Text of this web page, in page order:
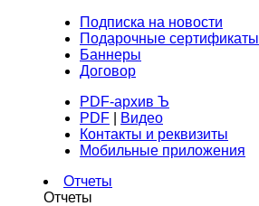
Подписка на новости
Подарочные сертификаты
Баннеры
Договор
PDF-архив Ъ
PDF
Видео
Контакты и реквизиты
Мобильные приложения
Отчеты
Отчеты